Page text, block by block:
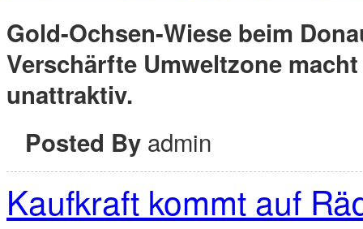
Gold-Ochsen-Wiese beim
Verschärfte Umweltzone
unattraktiv.
Posted By admin
Kaufkraft kommt auf